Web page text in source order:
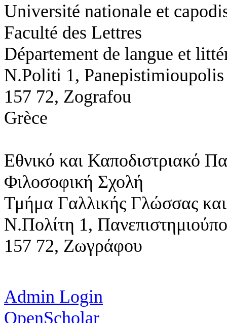
Université nationale et
Faculté des Lettres
Département de langue et
N.Politi 1, Panepistimioupolis
157 72, Zografou
Grèce
Εθνικό και Καποδιστριακό
Φιλοσοφική Σχολή
Τμήμα Γαλλικής Γλώσσας
Ν.Πολίτη 1,
157 72, Ζωγράφου
Admin Login
OpenScholar